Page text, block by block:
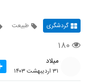
گردشگری طبیعت
۱۸۰
میلاد
۳۱ اردیبهشت ۱۴۰۳